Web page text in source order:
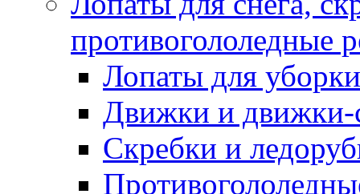
противогололедные
Лопаты для
Движки и движки-
Скребки и